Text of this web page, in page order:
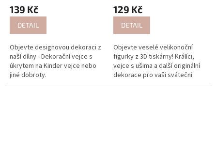
139 Kč
DETAIL
Objevte designovou dekoraci z
naší dílny - Dekorační vejce s
úkrytem na Kinder vejce nebo
jiné dobroty.
129 Kč
DETAIL
Objevte veselé velikonoční
figurky z 3D tiskárny! Králíci,
vejce s ušima a další originální
dekorace pro vaši sváteční
výzdobu.